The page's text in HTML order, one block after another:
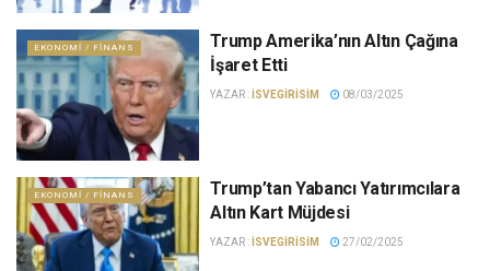
EKONOMI / FINANS
Trump Amerika’nın Altın Çağına
İşaret Etti
YAZAR :ISVEGIRISIM 08/03/2025
EKONOMI / FINANS
Trump’tan Yabancı Yatırımcılara
Altın Kart Müjdesi
YAZAR :ISVEGIRISIM 27/02/2025